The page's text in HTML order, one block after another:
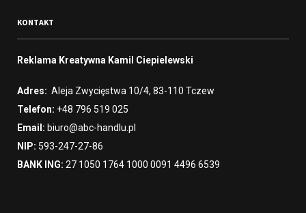
KONTAKT
Reklama Kreatywna Kamil Ciepielewski
Adres: Aleja Zwycięstwa 10/4, 83-110 Tczew
Telefon: +48 796 519 025
Email: biuro@abc-handlu.pl
NIP: 593-247-27-86
BANK ING: 27 1050 1764 1000 0091 4496 6539